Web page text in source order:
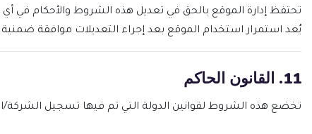
تحتفظ إدارة الموقع بالحق في تعديل هذه الشروط والأحكام
يُعد استمرار استخدام الموقع بعد إجراء التعديلات موافقة
11. القانون الحاكم
تخضع هذه الشروط لقوانين الدولة التي تم فيها تسجيل الشركة/